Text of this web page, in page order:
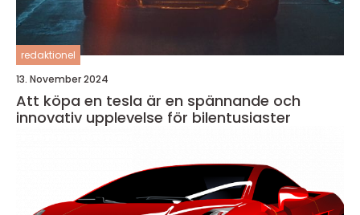
redaktionel
13. November 2024
Att köpa en tesla är en spännande och
innovativ upplevelse för bilentusiaster